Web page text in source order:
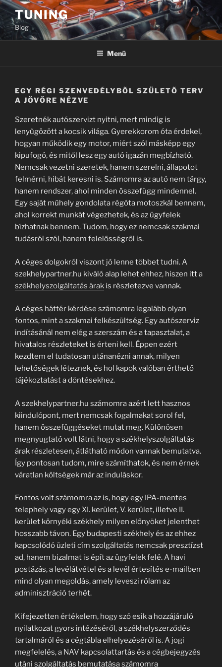
Tartalomhoz
TUNING
Blog
Menü
EGY RÉGI SZENVEDÉLYBŐL SZÜLETŐ TERV
A JÖVŐRE NÉZVE
Szeretnék autószervizt nyitni, mert mindig is
lenyűgözött a kocsik világa. Gyerekkorom óta érdekel,
hogyan működik egy motor, miért szól másképp egy
kipufogó, és mitől lesz egy autó igazán megbízható.
Nemcsak vezetni szeretek, hanem szerelni, állapotot
felmérni, hibát keresni is. Számomra az autó nem tárgy,
hanem rendszer, ahol minden összefügg mindennel.
Egy saját műhely gondolata régóta motoszkál bennem,
ahol korrekt munkát végezhetek, és az ügyfelek
bízhatnak bennem. Tudom, hogy ez nemcsak szakmai
tudásról szól, hanem felelősségről is.
A céges dolgokról viszont jó lenne többet tudni. A
szekhelypartner.hu kiváló alap lehet ehhez, hiszen itt a
székhelyszolgáltatás árak is részletezve vannak.
A céges háttér kérdése számomra legalább olyan
fontos, mint a szakmai felkészültség. Egy autószerviz
indításánál nem elég a szerszám és a tapasztalat, a
hivatalos részleteket is érteni kell. Éppen ezért
kezdtem el tudatosan utánanézni annak, milyen
lehetőségek léteznek, és hol kapok valóban érthető
tájékoztatást a döntésekhez.
A szekhelypartner.hu számomra azért lett hasznos
kiindulópont, mert nemcsak fogalmakat sorol fel,
hanem összefüggéseket mutat meg. Különösen
megnyugtató volt látni, hogy a székhelyszolgáltatás
árak részletesen, átlátható módon vannak bemutatva.
Így pontosan tudom, mire számíthatok, és nem érnek
váratlan költségek már az induláskor.
Fontos volt számomra az is, hogy egy IPA-mentes
telephely vagy egy XI. kerület, V. kerület, illetve II.
kerület környéki székhely milyen előnyöket jelenthet
hosszabb távon. Egy budapesti székhely és az ehhez
kapcsolódó üzleti cím szolgáltatás nemcsak presztízst
ad, hanem bizalmat is épít az ügyfelek felé. A havi
postázás, a levélátvétel és a levél értesítés e-mailben
mind olyan megoldás, amely leveszi rólam az
adminisztráció terhét.
Kifejezetten értékelem, hogy szó esik a hozzájáruló
nyilatkozat gyors intézéséről, a székhelyszerződés
tartalmáról és a cégtábla elhelyezéséről is. A jogi
megfelelés, a NAV kapcsolattartás és a cégbejegyzés
utáni szolgáltatás bemutatása számomra